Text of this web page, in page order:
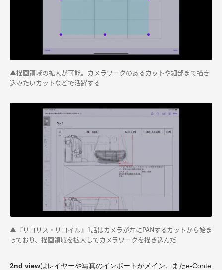
▲描画領域の拡大が可能。カメラワークのあるカットや細部まで描き
込みたいカットなどで活躍する
▲『リコリス・リコイル』1話はカメラが左にPANするカットから始ま
っており、描画領域を拡大してカメラワークを描き込んだ
2nd viewはレイヤーや写真のインポートがメイン。またe-Conte